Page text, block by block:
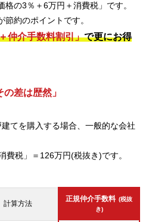
の3％＋6万円＋消費税」です。
約のポイントです。
仲介手数料割引」で更にお得
差は歴然」
てを購入する場合、一般的な会社
費税」＝126万円(税抜き)です。
計算方法
正規仲介手数料 (税抜
き)